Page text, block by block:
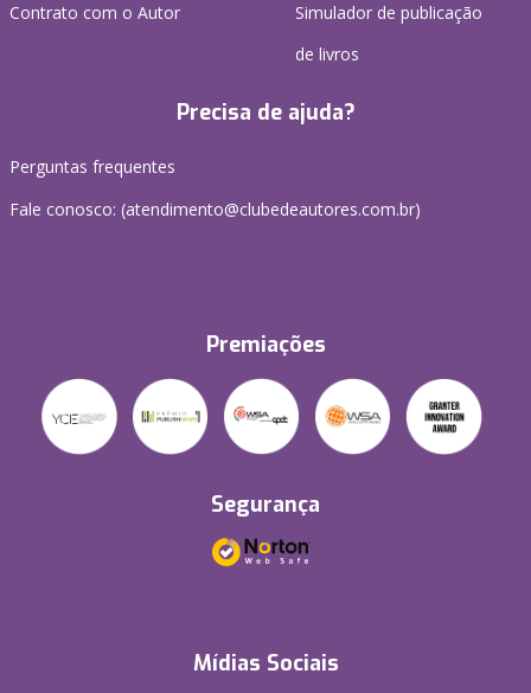
Contrato com o Autor
Simulador de publicação
de livros
Precisa de ajuda?
Perguntas frequentes
Fale conosco: (atendimento@clubedeautores.com.br)
Premiações
Segurança
Mídias Sociais